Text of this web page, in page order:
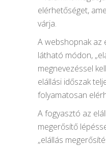
elérhetőséget,
várja.
A webshopnak az
látható módon,
megnevezéssel
elállási időszak
folyamatosan
A fogyasztó az
megerősítő
„elállás